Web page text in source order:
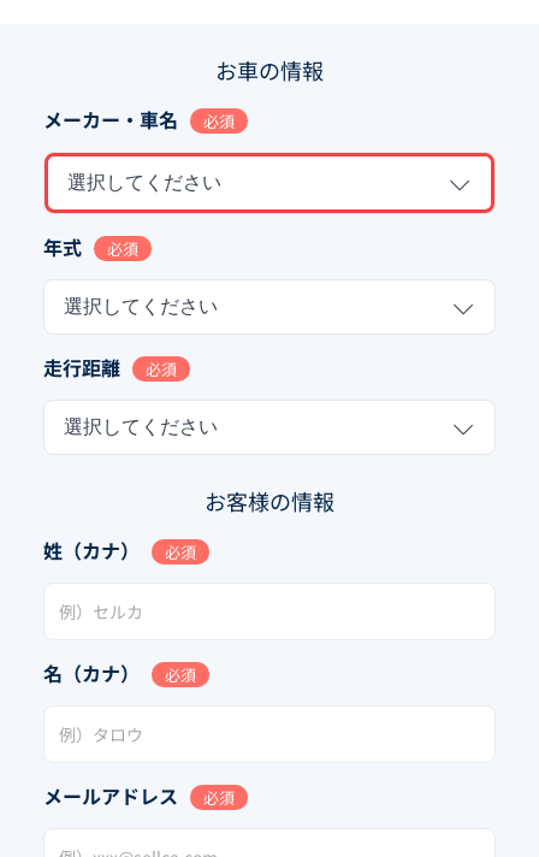
お車の情報
メーカー・車名 必須
選択してください
年式 必須
選択してください
走行距離 必須
選択してください
お客様の情報
姓（カナ） 必須
名（カナ） 必須
メールアドレス 必須